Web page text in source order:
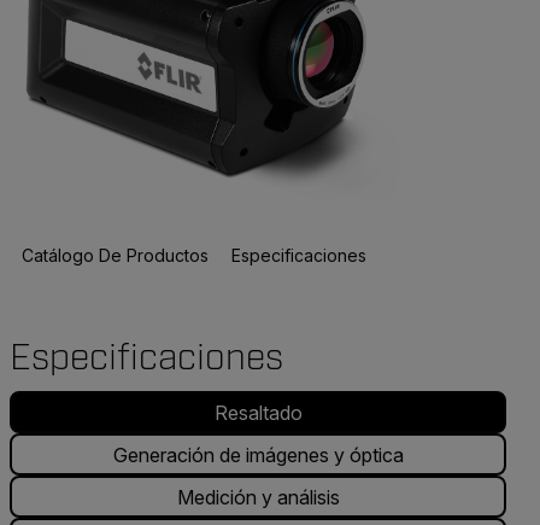
Catálogo De Productos Especificaciones
Especificaciones
Resaltado
Generación de imágenes y óptica
Medición y análisis